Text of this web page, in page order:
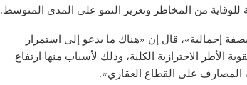
للوقاية من المخاطر وتعزيز النمو على المدى المتوسط.
إجمالية»، قال إن «هناك ما يدعو إلى استمرار
الأطر الاحترازية الكلية، وذلك لأسباب منها ارتفاع
المصارف على القطاع العقاري».